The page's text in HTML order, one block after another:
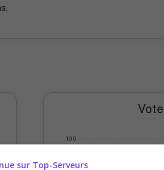
100
sur Top-Serveurs